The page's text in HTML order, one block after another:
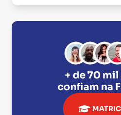
+ de 70
confiam na